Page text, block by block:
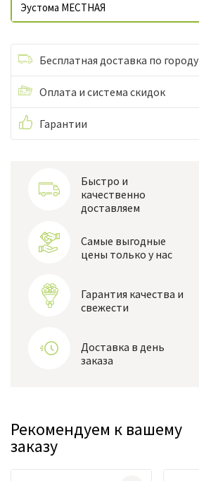
Эустома МЕСТНАЯ
Бесплатная доставка по городу
Оплата и система скидок
Гарантии
Быстро и
качественно
доставляем
Самые выгодные
цены только у нас
Гарантия качества и
свежести
Доставка в день
заказа
Рекомендуем к вашему
заказу